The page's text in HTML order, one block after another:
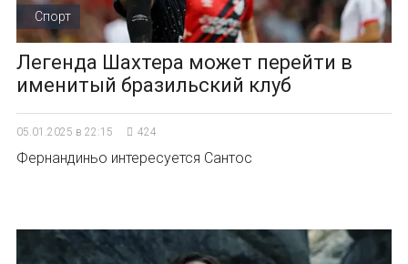
Спорт
Легенда Шахтера может перейти в
именитый бразильский клуб
05.01.2025 в 22:15 424
Фернандиньо интересуется Сантос